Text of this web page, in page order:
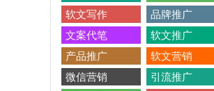
软文写作
品牌推广
文案代笔
软文推广
产品推广
软文营销
微信营销
引流推广